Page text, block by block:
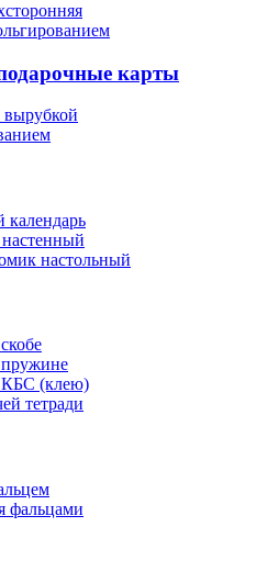
карты
вырубкой
календарь
настольный
(клею)
тетради
фальцами